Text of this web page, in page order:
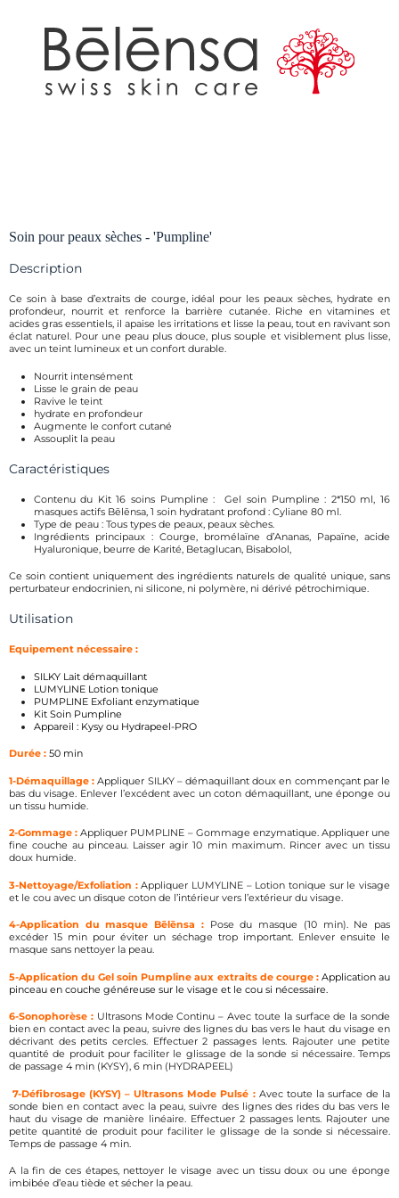
Soin pour peaux sèches - 'Pumpline'
Description
Ce soin à base d’extraits de courge, idéal pour les peaux sèches, hydrate en
profondeur, nourrit et renforce la barrière cutanée. Riche en vitamines et
acides gras essentiels, il apaise les irritations et lisse la peau, tout en ravivant son
éclat naturel. Pour une peau plus douce, plus souple et visiblement plus lisse,
avec un teint lumineux et un confort durable.
Nourrit intensément
Lisse le grain de peau
Ravive le teint
hydrate en profondeur
Augmente le confort cutané
Assouplit la peau
Caractéristiques
Contenu du Kit 16 soins Pumpline : Gel soin Pumpline : 2*150 ml, 16
masques actifs Bēlēnsa, 1 soin hydratant profond : Cyliane 80 ml.
Type de peau : Tous types de peaux, peaux sèches.
Ingrédients principaux : Courge, bromélaïne d’Ananas, Papaïne, acide
Hyaluronique, beurre de Karité, Betaglucan, Bisabolol,
Ce soin contient uniquement des ingrédients naturels de qualité unique, sans
perturbateur endocrinien, ni silicone, ni polymère, ni dérivé pétrochimique.
Utilisation
Equipement nécessaire :
SILKY Lait démaquillant
LUMYLINE Lotion tonique
PUMPLINE Exfoliant enzymatique
Kit Soin Pumpline
Appareil : Kysy ou Hydrapeel-PRO
Durée : 50 min
1-Démaquillage : Appliquer SILKY – démaquillant doux en commençant par le
bas du visage. Enlever l’excédent avec un coton démaquillant, une éponge ou
un tissu humide.
2-Gommage : Appliquer PUMPLINE – Gommage enzymatique. Appliquer une
fine couche au pinceau. Laisser agir 10 min maximum. Rincer avec un tissu
doux humide.
3-Nettoyage/Exfoliation :Appliquer LUMYLINE – Lotion tonique sur le visage
et le cou avec un disque coton de l’intérieur vers l’extérieur du visage.
4-Application du masque Bēlēnsa :Pose du masque (10 min). Ne pas
excéder 15 min pour éviter un séchage trop important. Enlever ensuite le
masque sans nettoyer la peau.
5-Application du Gel soin Pumpline aux extraits de courge : Application au
pinceau en couche généreuse sur le visage et le cou si nécessaire.
6-Sonophorèse :Ultrasons Mode Continu – Avec toute la surface de la sonde
bien en contact avec la peau, suivre des lignes du bas vers le haut du visage en
décrivant des petits cercles. Effectuer 2 passages lents. Rajouter une petite
quantité de produit pour faciliter le glissage de la sonde si nécessaire. Temps
de passage 4 min (KYSY), 6 min (HYDRAPEEL)
7-Défibrosage (KYSY) – Ultrasons Mode Pulsé :Avec toute la surface de la
sonde bien en contact avec la peau, suivre des lignes des rides du bas vers le
haut du visage de manière linéaire. Effectuer 2 passages lents. Rajouter une
petite quantité de produit pour faciliter le glissage de la sonde si nécessaire.
Temps de passage 4 min.
A la fin de ces étapes, nettoyer le visage avec un tissu doux ou une éponge
imbibée d’eau tiède et sécher la peau.